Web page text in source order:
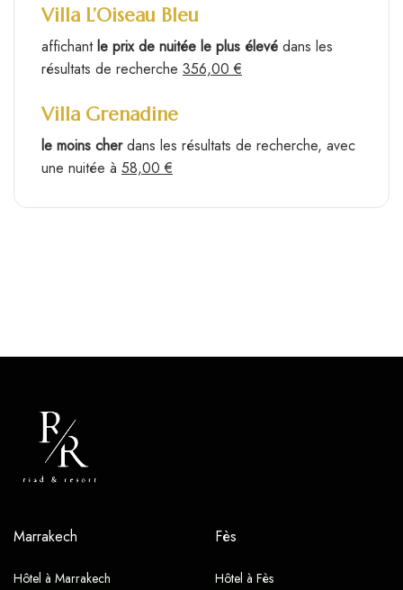
Villa L’Oiseau Bleu
affichantle prix de nuitée le plus élevé dans les
résultats de recherche 356,00 €
Villa Grenadine
le moins cherdans les résultats de recherche, avec
une nuitée à 58,00 €
Marrakech
Hôtel à Marrakech
Fès
Hôtel à Fès